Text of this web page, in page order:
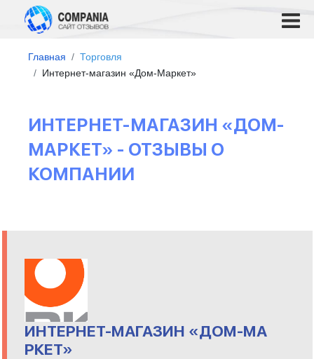
Главная
Торговля
Интернет-магазин «Дом-Маркет»
ИНТЕРНЕТ-МАГАЗИН «ДОМ-
МАРКЕТ» - ОТЗЫВЫ О
КОМПАНИИ
ИНТЕРНЕТ-МАГАЗИН «ДОМ-МА
РКЕТ»